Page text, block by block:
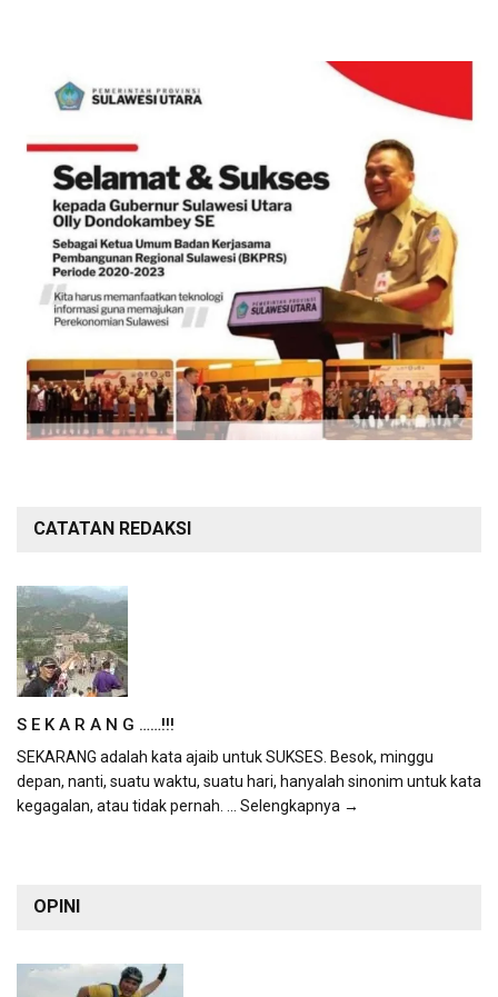
CATATAN REDAKSI
S E K A R A N G ……!!!
SEKARANG adalah kata ajaib untuk SUKSES. Besok, minggu
depan, nanti, suatu waktu, suatu hari, hanyalah sinonim untuk kata
kegagalan, atau tidak pernah. ... Selengkapnya →
OPINI